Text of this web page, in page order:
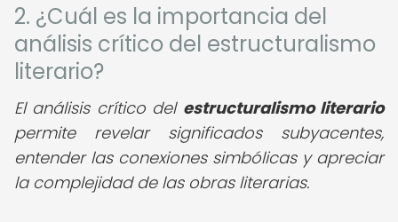
2. ¿Cuál es la importancia del
análisis crítico del estructuralismo
literario?
El análisis crítico del estructuralismo literario
permite revelar significados subyacentes,
entender las conexiones simbólicas y apreciar
la complejidad de las obras literarias.